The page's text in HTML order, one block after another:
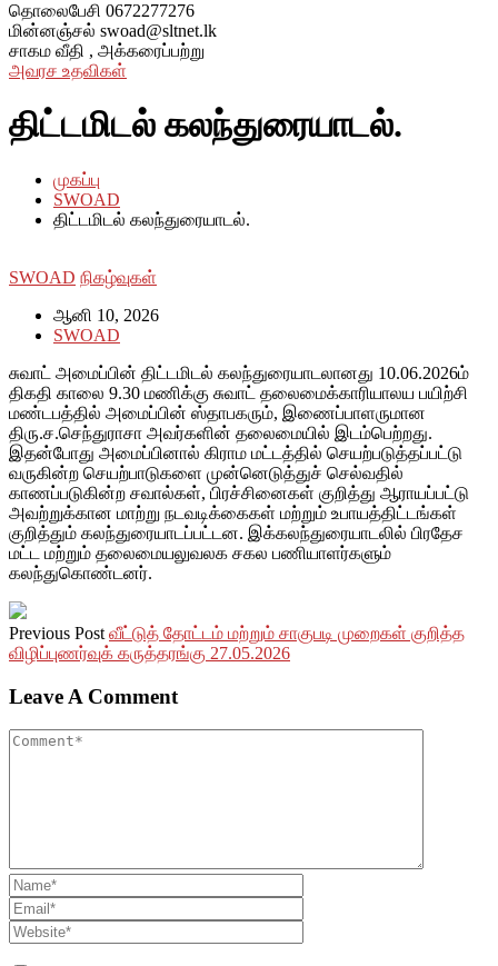
தொலைபேசி 0672277276
மின்னஞ்சல் swoad@sltnet.lk
சாகம வீதி , அக்கரைப்பற்று
அவரச உதவிகள்
திட்டமிடல் கலந்துரையாடல்.
முகப்பு
SWOAD
திட்டமிடல் கலந்துரையாடல்.
SWOAD நிகழ்வுகள்
ஆனி 10, 2026
SWOAD
சுவாட் அமைப்பின் திட்டமிடல் கலந்துரையாடலானது 10.06.2026ம்
திகதி காலை 9.30 மணிக்கு சுவாட் தலைமைக்காரியாலய பயிற்சி
மண்டபத்தில் அமைப்பின் ஸ்தாபகரும், இணைப்பாளருமான
திரு.ச.செந்துராசா அவர்களின் தலைமையில் இடம்பெற்றது.
இதன்போது அமைப்பினால் கிராம மட்டத்தில் செயற்படுத்தப்பட்டு
வருகின்ற செயற்பாடுகளை முன்னெடுத்துச் செல்வதில்
காணப்படுகின்ற சவால்கள், பிரச்சினைகள் குறித்து ஆராயப்பட்டு
அவற்றுக்கான மாற்று நடவடிக்கைகள் மற்றும் உபாயத்திட்டங்கள்
குறித்தும் கலந்துரையாடப்பட்டன. இக்கலந்துரையாடலில் பிரதேச
மட்ட மற்றும் தலைமையலுவலக சகல பணியாளர்களும்
கலந்துகொண்டனர்.
Previous Post வீட்டுத் தோட்டம் மற்றும் சாகுபடி முறைகள் குறித்த
விழிப்புணர்வுக் கருத்தரங்கு 27.05.2026
Leave A Comment